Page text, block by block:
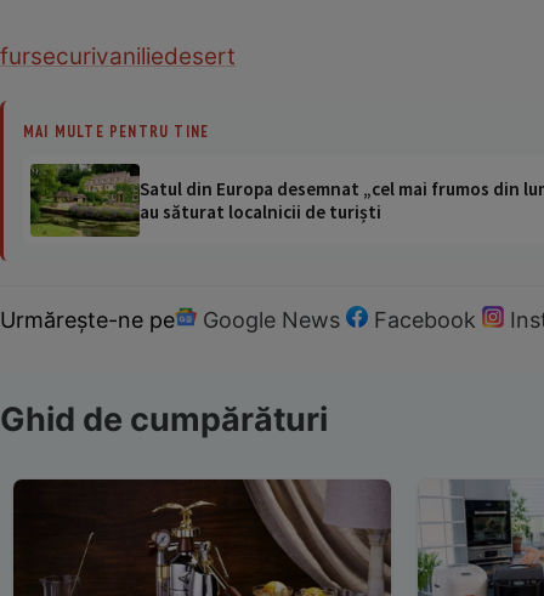
fursecurivaniliedesert
MAI MULTE PENTRU TINE
Satul din Europa desemnat „cel mai frumos din
au săturat localnicii de turiști
Urmărește-ne pe Google News Facebook
Ghid de cumpărături